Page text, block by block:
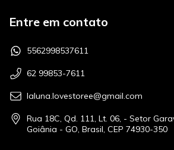
Entre em contato
5562998537611
62 99853-7611
laluna.lovestoree@gmail.com
Rua 18C, Qd. 111, Lt. 06, - Setor
Goiânia - GO, Brasil, CEP 74930-350